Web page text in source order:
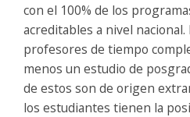
con el 100% de los
acreditables a nivel nacional.
profesores de tiempo
menos un estudio de
de estos son de origen
los estudiantes tienen la